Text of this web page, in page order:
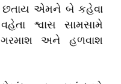
છતાય એમને બે કહેવા
શ્વાસ સામસામે
અને હળવાશ